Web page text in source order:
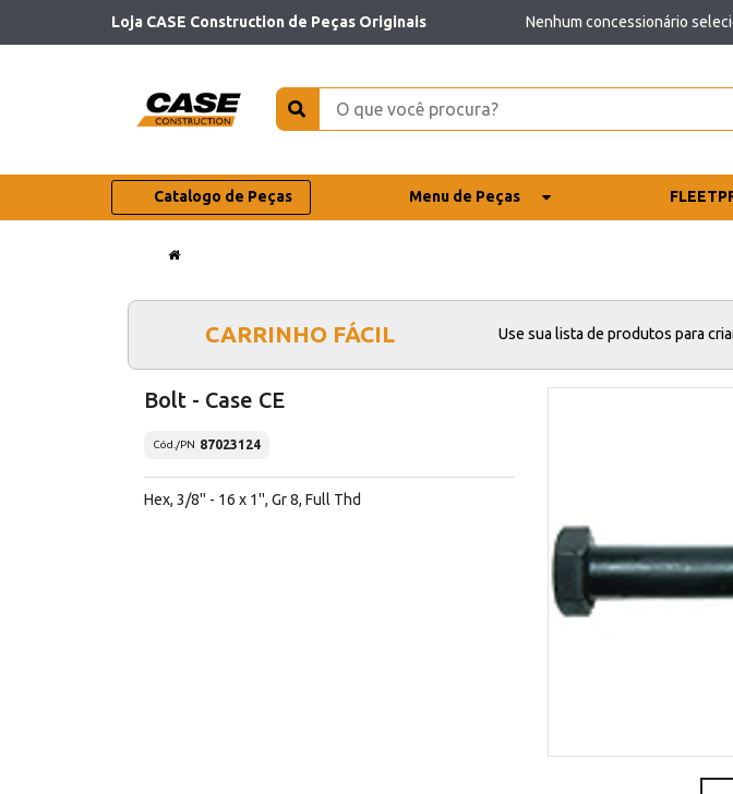
Loja CASE Construction de Peças Originais Nenhum concessionário
Catalogo de Peças Menu de Peças
CARRINHO FÁCIL Use sua lista de produtos para
Bolt - Case CE
Cód./PN 87023124
Hex, 3/8'' - 16 x 1'', Gr 8, Full Thd